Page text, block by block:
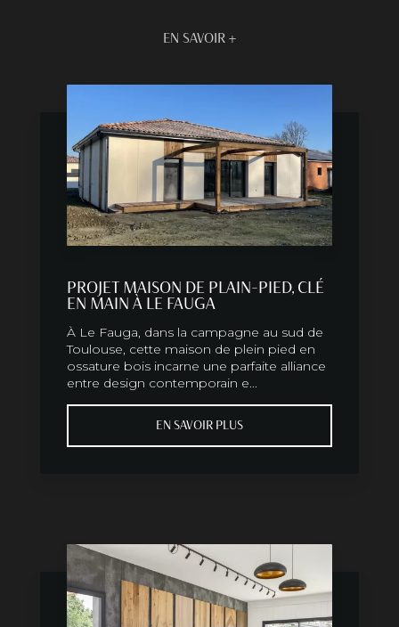
EN SAVOIR +
PROJET MAISON DE PLAIN-PIED, CLÉ
EN MAIN À LE FAUGA
À Le Fauga, dans la campagne au sud de
Toulouse, cette maison de plein pied en
ossature bois incarne une parfaite alliance
entre design contemporain e...
EN SAVOIR PLUS